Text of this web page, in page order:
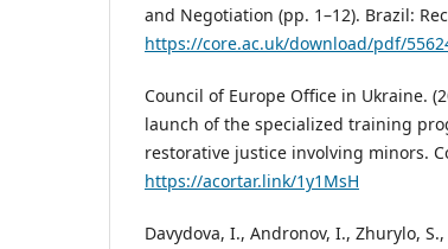
and Negotiation (pp. 1–12). Brazil:
https://core.ac.uk/download/pdf/
Council of Europe Office in Ukraine.
launch of the specialized training
restorative justice involving minors.
https://acortar.link/1y1MsH
Davydova, I., Andronov, I., Zhurylo,